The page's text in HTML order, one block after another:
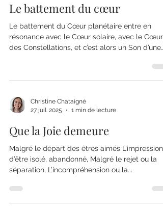
Le battement du cœur
Le battement du Cœur planétaire entre en
résonance avec le Cœur solaire, avec le Cœur
des Constellations, et c’est alors un Son d’une
incommensurable que nous entendons et qui
résonne dans chaque cœur éveillé à cette
toujours été… Toute la beauté de l’Être peut
s’exprimer à travers le battement du cœur qui
Christine Chataigné
27 juil. 2025
1 min de lecture
Que la Joie demeure
Malgré le départ des êtres aimés L’impression
d’être isolé, abandonné, Malgré le rejet ou la
séparation, L’incompréhension ou la...